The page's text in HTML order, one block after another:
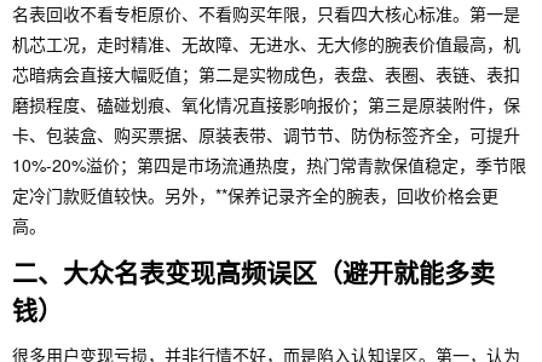
名表回收不看专柜原价、不看购买年限，只看四大核心标准。第一是
机芯工况，走时精准、无故障、无进水、无大修的腕表价值最高，机
芯暗病会直接大幅贬值；第二是实物成色，表盘、表圈、表链、表扣
磨损程度、磕碰划痕、氧化情况直接影响报价；第三是原装附件，保
卡、包装盒、购买票据、原装表带、调节节、防伪标签齐全，可提升
10%-20%溢价；第四是市场流通热度，热门常青款保值稳定，季节限
定冷门款贬值较快。另外，**保养记录齐全的腕表，回收价格会更
高。
二、大众名表变现高频误区（避开就能多卖
钱）
很多用户变现亏损，并非行情不好，而是陷入认知误区。第一，认为